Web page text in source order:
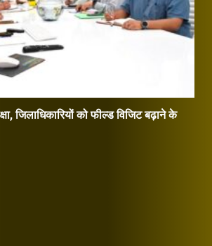
जिलाधिकारियों को फील्ड विजिट बढ़ाने के